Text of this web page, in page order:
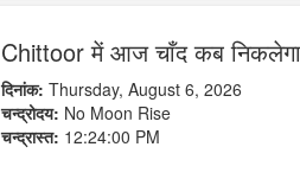
Chittoor में आज चाँद कब
दिनांक: Thursday, August 6, 2026
चन्द्रोदय: No Moon Rise
चन्द्रास्त: 12:24:00 PM